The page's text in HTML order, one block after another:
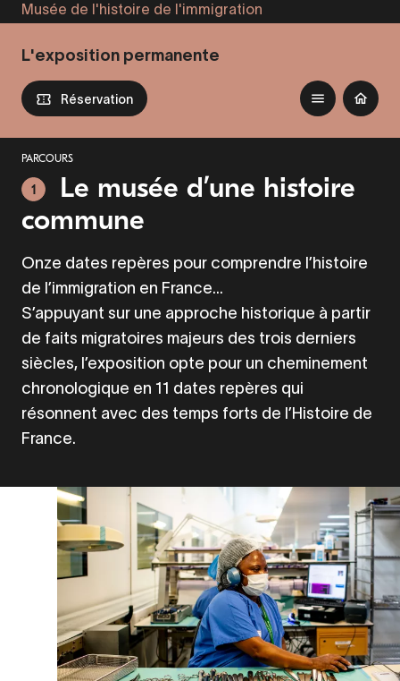
Aller
contenu
principal
Musée de l'histoire de l'immigration
L'exposition permanente
Réservation
PARCOURS
1
Le musée d’une histoire
commune
Onze dates repères pour comprendre l’histoire
de l’immigration en France...
S’appuyant sur une approche historique à partir
de faits migratoires majeurs des trois derniers
siècles, l’exposition opte pour un cheminement
chronologique en 11 dates repères qui
résonnent avec des temps forts de l’Histoire de
France.